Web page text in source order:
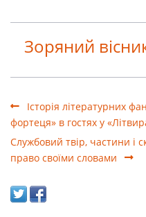
Зоряний
Історія літературних
фортеця» в гостях у
Службовий твір, частини і
право своїми словами